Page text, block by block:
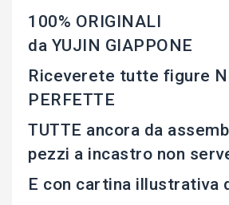
100% ORIGINALI
da YUJIN GIAPPONE
Riceverete tutte figure
PERFETTE
TUTTE ancora da
pezzi a incastro non
E con cartina illustrativa